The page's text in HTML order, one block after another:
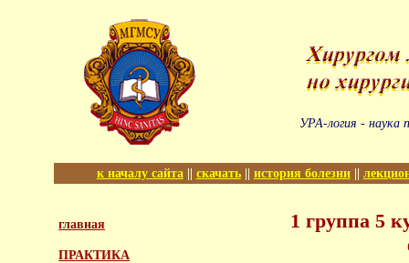
УРА-логия - наука
к началу сайта || скачать|| история болезни||
главная
ПРАКТИКА
1 группа 5